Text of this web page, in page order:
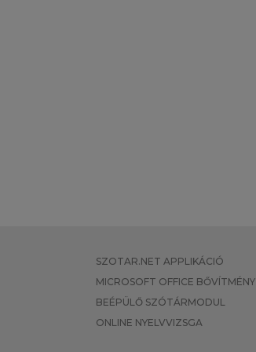
SZOTAR.NET APPLIKÁCIÓ
MICROSOFT OFFICE BŐVÍTMÉNY
BEÉPÜLŐ SZÓTÁRMODUL
ONLINE NYELVVIZSGA